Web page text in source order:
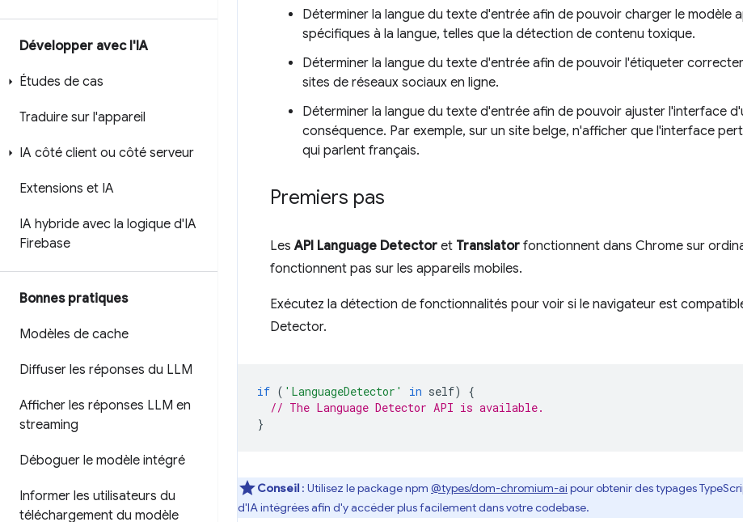
Développer avec l'IA
Études de cas
Traduire sur l'appareil
IA côté client ou côté serveur
Extensions et IA
IA hybride avec la logique d'IA
Firebase
Bonnes pratiques
Modèles de cache
Diffuser les réponses du LLM
Afficher les réponses LLM en
streaming
Déboguer le modèle intégré
Informer les utilisateurs du
téléchargement du modèle
Déterminer la langue du texte d'entrée afin de pouvoir charger le modèle
spécifiques à la langue, telles que la détection de contenu toxique.
Déterminer la langue du texte d'entrée afin de pouvoir l'étiqueter
sites de réseaux sociaux en ligne.
Déterminer la langue du texte d'entrée afin de pouvoir ajuster l'interface
conséquence. Par exemple, sur un site belge, n'afficher que l'interface
qui parlent français.
Premiers pas
LesAPI Language Detector et Translator fonctionnent dans Chrome sur
fonctionnent pas sur les appareils mobiles.
Exécutez la détection de fonctionnalités pour voir si le navigateur est
Detector.
if ( 'LanguageDetector' in self)
{
// The Language Detector API is available.
}
Conseil : Utilisez le package npm @types/dom-chromium-ai pour obtenir des typages
d'IA intégrées afin d'y accéder plus facilement dans votre codebase.